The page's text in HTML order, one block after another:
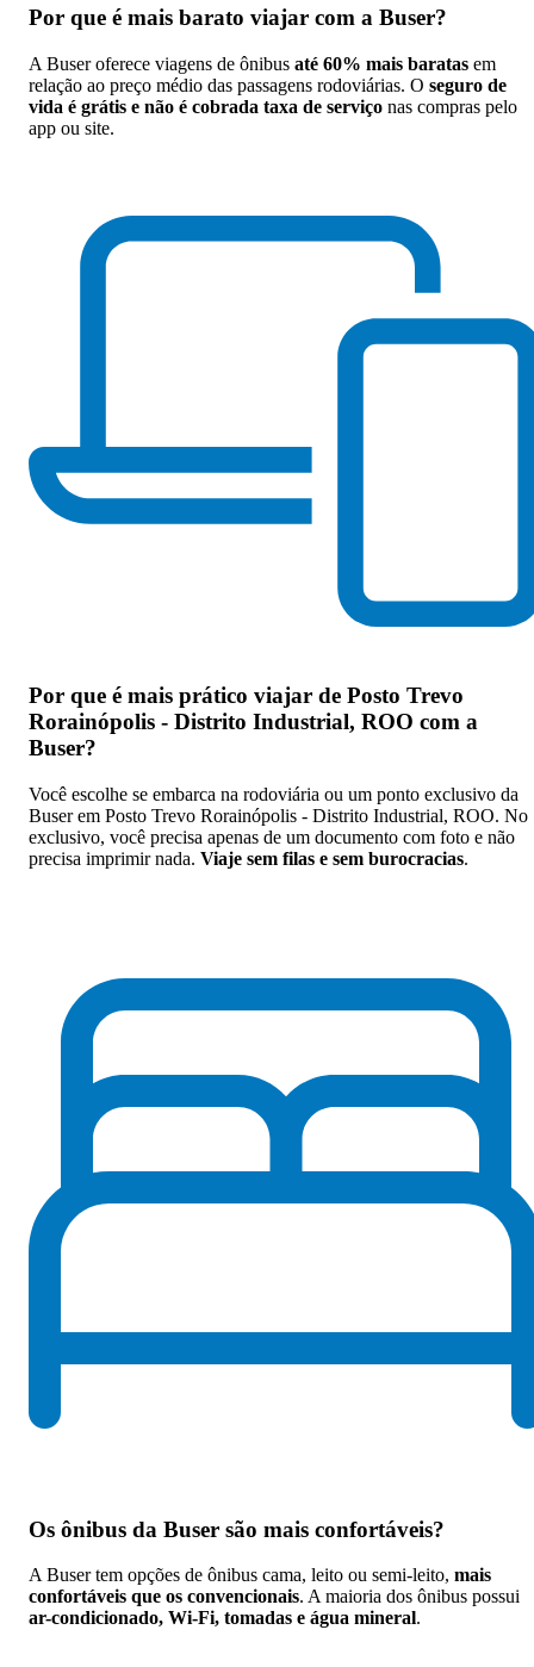
Por que é mais barato viajar com a Buser?
A Buser oferece viagens de ônibus até 60% mais baratas em
relação ao preço médio das passagens rodoviárias. O seguro de
vida é grátis e não é cobrada taxa de serviço nas compras pelo
app ou site.
Por que é mais prático viajar de Posto Trevo
Rorainópolis - Distrito Industrial, ROO com a
Buser?
Você escolhe se embarca na rodoviária ou um ponto exclusivo da
Buser em Posto Trevo Rorainópolis - Distrito Industrial, ROO. No
exclusivo, você precisa apenas de um documento com foto e não
precisa imprimir nada. Viaje sem filas e sem burocracias.
Os ônibus da Buser são mais confortáveis?
A Buser tem opções de ônibus cama, leito ou semi-leito, mais
confortáveis que os convencionais. A maioria dos ônibus possui
ar-condicionado, Wi-Fi, tomadas e água mineral.